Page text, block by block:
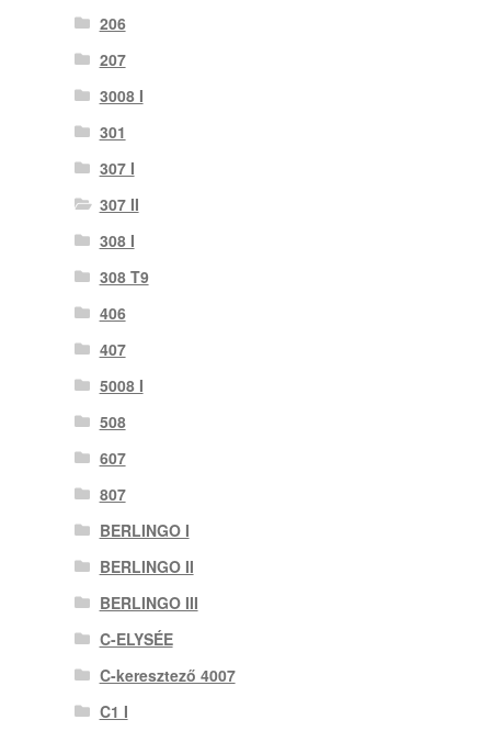
206
207
3008 I
301
307 I
307 II
308 I
308 T9
406
407
5008 I
508
607
807
BERLINGO I
BERLINGO II
BERLINGO III
C-ELYSÉE
C-keresztező 4007
C1 I